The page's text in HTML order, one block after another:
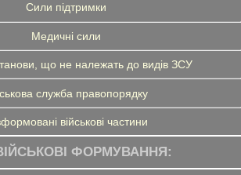
Сили підтримки
Медичні сили
що не належать до видів ЗСУ
служба правопорядку
військові частини
ВІЙСЬКОВІ ФОРМУВАННЯ: